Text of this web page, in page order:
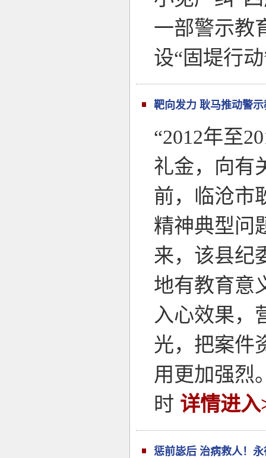
一部警示教
设“固堤行
靶向发力 耿马推动警
“2012年至
礼金，向有
前，临沧市
精神典型问
来，该县纪
地有教育意
入心效果，
光，把案件
用更加强烈
时 详情进入
惩前毖后 治病救人！